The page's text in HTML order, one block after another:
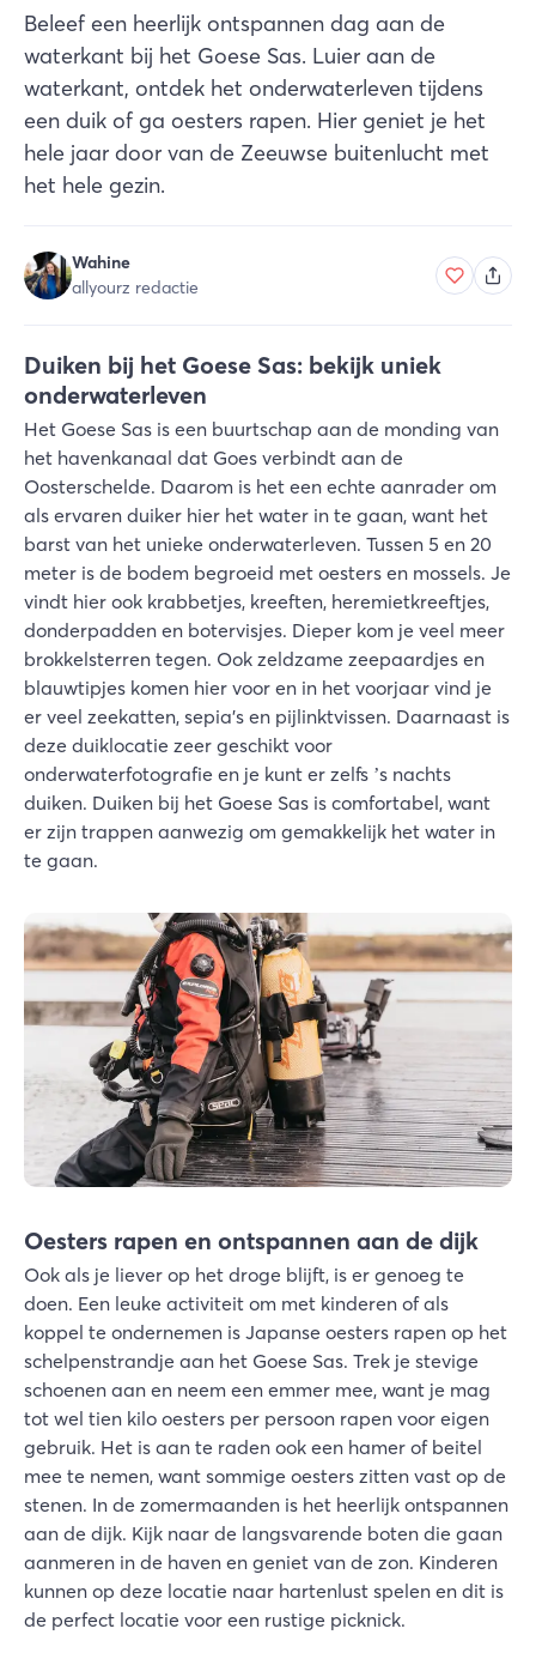
Beleef een heerlijk ontspannen dag aan de
waterkant bij het Goese Sas. Luier aan de
waterkant, ontdek het onderwaterleven tijdens
een duik of ga oesters rapen. Hier geniet je het
hele jaar door van de Zeeuwse buitenlucht met
het hele gezin.
Wahine
allyourz redactie
Duiken bij het Goese Sas: bekijk uniek
onderwaterleven
Het Goese Sas is een buurtschap aan de monding van
het havenkanaal dat Goes verbindt aan de
Oosterschelde. Daarom is het een echte aanrader om
als ervaren duiker hier het water in te gaan, want het
barst van het unieke onderwaterleven. Tussen 5 en 20
meter is de bodem begroeid met oesters en mossels. Je
vindt hier ook krabbetjes, kreeften, heremietkreeftjes,
donderpadden en botervisjes. Dieper kom je veel meer
brokkelsterren tegen. Ook zeldzame zeepaardjes en
blauwtipjes komen hier voor en in het voorjaar vind je
er veel zeekatten, sepia's en pijlinktvissen. Daarnaast is
deze duiklocatie zeer geschikt voor
onderwaterfotografie en je kunt er zelfs ’s nachts
duiken. Duiken bij het Goese Sas is comfortabel, want
er zijn trappen aanwezig om gemakkelijk het water in
te gaan.
Oesters rapen en ontspannen aan de dijk
Ook als je liever op het droge blijft, is er genoeg te
doen. Een leuke activiteit om met kinderen of als
koppel te ondernemen is Japanse oesters rapen op het
schelpenstrandje aan het Goese Sas. Trek je stevige
schoenen aan en neem een emmer mee, want je mag
tot wel tien kilo oesters per persoon rapen voor eigen
gebruik. Het is aan te raden ook een hamer of beitel
mee te nemen, want sommige oesters zitten vast op de
stenen. In de zomermaanden is het heerlijk ontspannen
aan de dijk. Kijk naar de langsvarende boten die gaan
aanmeren in de haven en geniet van de zon. Kinderen
kunnen op deze locatie naar hartenlust spelen en dit is
de perfect locatie voor een rustige picknick.